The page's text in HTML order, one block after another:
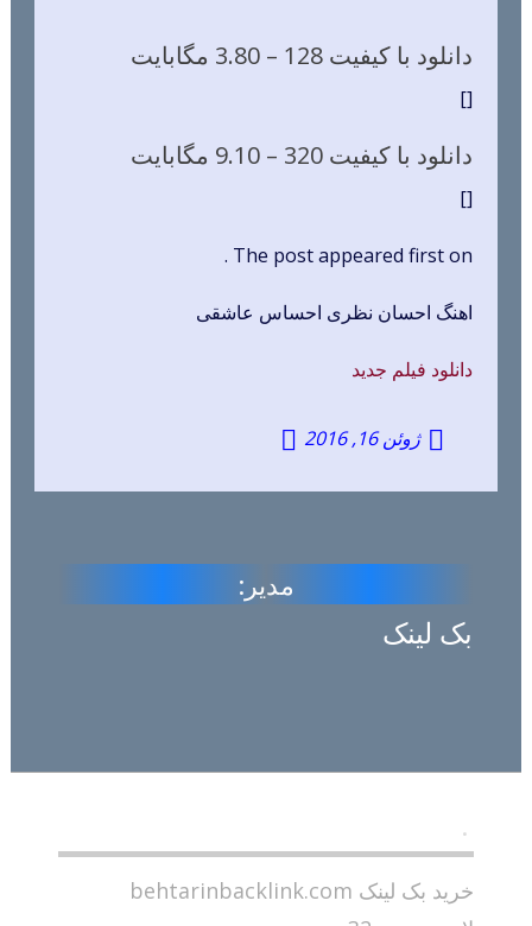
دانلود با کیفیت 128 – 3.80 مگابایت
[]
دانلود با کیفیت 320 – 9.10 مگابایت
[]
The post appeared first on .
اهنگ احسان نظری احساس عاشقی
دانلود فیلم جدید
ژوئن 16, 2016
مدیر:
بک لینک
.
خرید بک لینک behtarinbacklink.com